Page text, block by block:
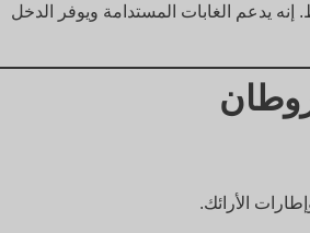
الأشجار، ويتجدد في غضون 5-7 سنوات فقط. إنه يدعم الغابات المستدامة ويوفر الدخل
الأرائك.